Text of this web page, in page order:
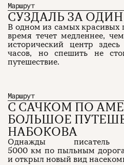
Маршрут
СУЗДАЛЬ ЗА
В одном из самых красивых
время течет медленнее,
исторический центр
часов, но спешить не
путешествие.
Маршрут
С САЧКОМ ПО
БОЛЬШОЕ
НАБОКОВА
Однажды
5000 км по пыльным
и открыл новый вид